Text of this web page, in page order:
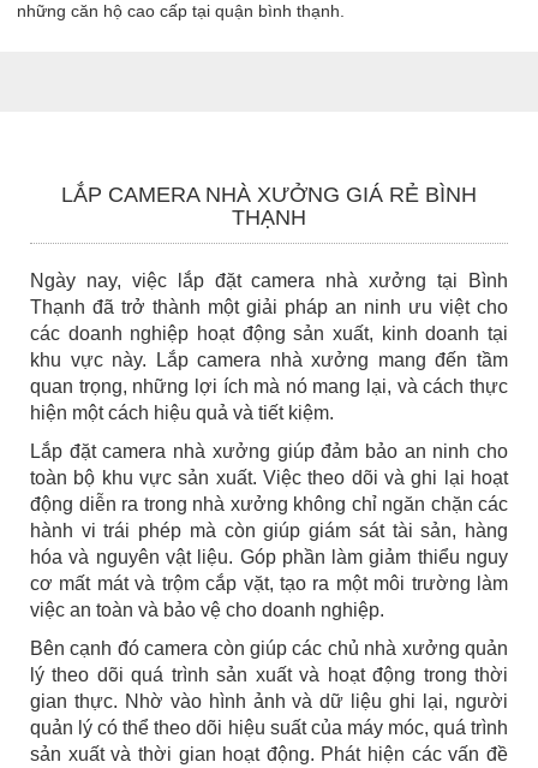
những căn hộ cao cấp tại quận bình thạnh.
LẮP CAMERA NHÀ XƯỞNG GIÁ RẺ BÌNH
THẠNH
Ngày nay, việc lắp đặt camera nhà xưởng tại Bình
Thạnh đã trở thành một giải pháp an ninh ưu việt cho
các doanh nghiệp hoạt động sản xuất, kinh doanh tại
khu vực này. Lắp camera nhà xưởng mang đến tầm
quan trọng, những lợi ích mà nó mang lại, và cách thực
hiện một cách hiệu quả và tiết kiệm.
Lắp đặt camera nhà xưởng giúp đảm bảo an ninh cho
toàn bộ khu vực sản xuất. Việc theo dõi và ghi lại hoạt
động diễn ra trong nhà xưởng không chỉ ngăn chặn các
hành vi trái phép mà còn giúp giám sát tài sản, hàng
hóa và nguyên vật liệu. Góp phần làm giảm thiểu nguy
cơ mất mát và trộm cắp vặt, tạo ra một môi trường làm
việc an toàn và bảo vệ cho doanh nghiệp.
Bên cạnh đó camera còn giúp các chủ nhà xưởng quản
lý theo dõi quá trình sản xuất và hoạt động trong thời
gian thực. Nhờ vào hình ảnh và dữ liệu ghi lại, người
quản lý có thể theo dõi hiệu suất của máy móc, quá trình
sản xuất và thời gian hoạt động. Phát hiện các vấn đề